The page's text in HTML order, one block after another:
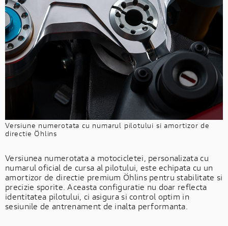
Versiune numerotata cu numarul pilotului si amortizor de
directie Öhlins
Versiunea numerotata a motocicletei, personalizata cu
numarul oficial de cursa al pilotului, este echipata cu un
amortizor de directie premium Öhlins pentru stabilitate si
precizie sporite. Aceasta configuratie nu doar reflecta
identitatea pilotului, ci asigura si control optim in
sesiunile de antrenament de inalta performanta.